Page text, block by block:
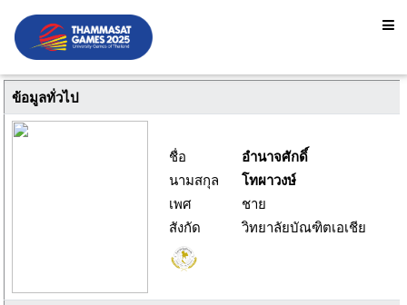
ข้อมูลทั่วไป
ชื่อ
อำนาจศักดิ์
นามสกุล
โทผาวงษ์
เพศ
ชาย
สังกัด
วิทยาลัยบัณฑิตเอเชีย